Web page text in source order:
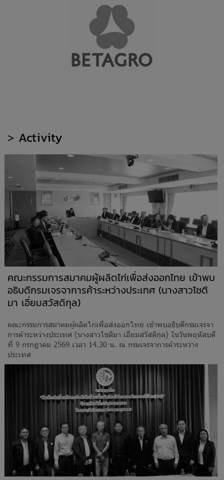
> Activity
คณะกรรมการสมาคมผู้ผลิตไก่เพื่อส่งออกไทย เข้าพบ
อธิบดีกรมเจรจาการค้าระหว่างประเทศ (นางสาวโชติ
มา เอี่ยมสวัสดิกุล)
คณะกรรมการสมาคมผู้ผลิตไก่เพื่อส่งออกไทย เข้าพบอธิบดีกรมเจรจา
การค้าระหว่างประเทศ (นางสาวโชติมา เอี่ยมสวัสดิกุล) ในวันพฤหัสบดี
ที่ 9 กรกฎาคม 2569 เวลา 14.30 น. ณ กรมเจรจาการค้าระหว่าง
ประเทศ